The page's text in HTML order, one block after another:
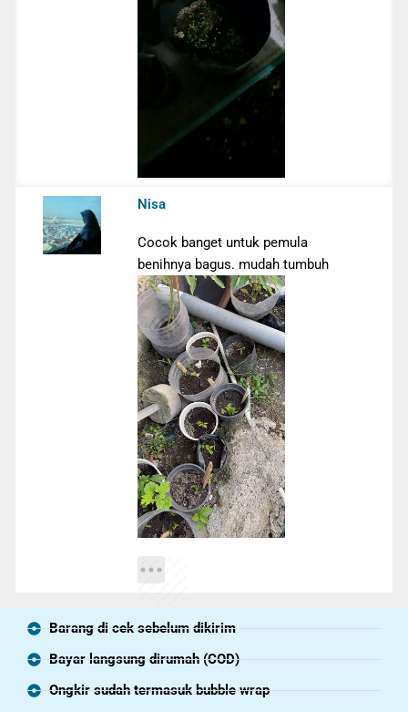
Nisa
Cocok banget untuk pemula
benihnya bagus. mudah tumbuh
Barang di cek sebelum dikirim
Bayar langsung dirumah (COD)
Ongkir sudah termasuk bubble wrap